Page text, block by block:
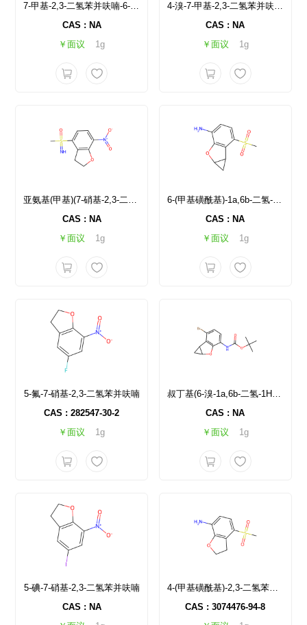
7-甲基-2,3-二氢苯并呋喃-6-甲酸甲酯
CAS : NA
￥面议
1g
4-溴-7-甲基-2,3-二氢苯并呋喃-6-甲酸甲酯
CAS : NA
￥面议
1g
亚氨基(甲基)(7-硝基-2,3-二氢苯并呋喃-4-基)-l6-磺酮
CAS : NA
￥面议
1g
6-(甲基磺酰基)-1a,6b-二氢-1H-环丙基[b]苯并呋喃-3-胺
CAS : NA
￥面议
1g
5-氟-7-硝基-2,3-二氢苯并呋喃
CAS : 282547-30-2
￥面议
1g
叔丁基(6-溴-1a,6b-二氢-1H-环丙胞[b]苯并呋喃-3-基)氨基甲酸酯
CAS : NA
￥面议
1g
5-碘-7-硝基-2,3-二氢苯并呋喃
CAS : NA
4-(甲基磺酰基)-2,3-二氢苯并呋喃-7-胺
CAS : 3074476-94-8